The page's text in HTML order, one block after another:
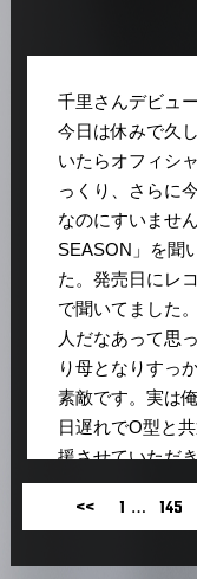
千里さんデビュ
今日は休みで久
いたらオフィシ
っくり、さらに
なのにすいませ
SEASON」を聞
た。発売日にレ
で聞いてました
人だなあって思
り母となりすっ
素敵です。実は
日遅れでO型と
援させていただ
スで音楽活動も
<< 1 … 145